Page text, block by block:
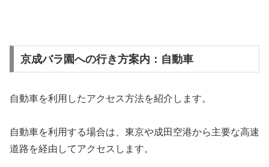
京成バラ園への行き方案内：自動車
自動車を利用したアクセス方法を紹介します。
自動車を利用する場合は、東京や成田空港から主要な高速
道路を経由してアクセスします。